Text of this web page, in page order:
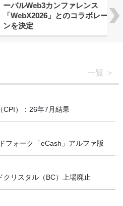
カンファレンス
」とのコラボレーショ
一覧
CPI）：26年7月結果
フォーク「eCash」アルファ版
クリスタル（BC）上場廃止